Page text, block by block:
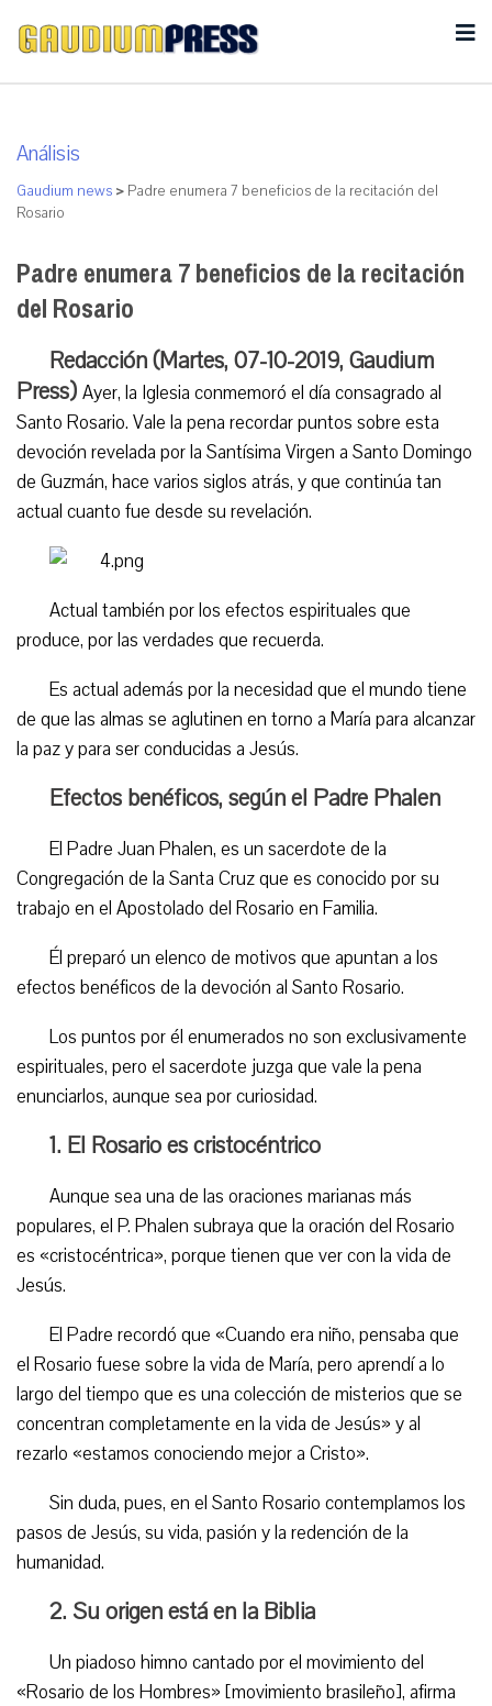
Análisis
Gaudium news > Padre enumera 7 beneficios de la recitación del
Rosario
Padre enumera 7 beneficios de la recitación
del Rosario
Redacción (Martes, 07-10-2019, Gaudium
Press) Ayer, la Iglesia conmemoró el día consagrado al
Santo Rosario. Vale la pena recordar puntos sobre esta
devoción revelada por la Santísima Virgen a Santo Domingo
de Guzmán, hace varios siglos atrás, y que continúa tan
actual cuanto fue desde su revelación.
Actual también por los efectos espirituales que
produce, por las verdades que recuerda.
Es actual además por la necesidad que el mundo tiene
de que las almas se aglutinen en torno a María para alcanzar
la paz y para ser conducidas a Jesús.
Efectos benéficos, según el Padre Phalen
El Padre Juan Phalen, es un sacerdote de la
Congregación de la Santa Cruz que es conocido por su
trabajo en el Apostolado del Rosario en Familia.
Él preparó un elenco de motivos que apuntan a los
efectos benéficos de la devoción al Santo Rosario.
Los puntos por él enumerados no son exclusivamente
espirituales, pero el sacerdote juzga que vale la pena
enunciarlos, aunque sea por curiosidad.
1. El Rosario es cristocéntrico
Aunque sea una de las oraciones marianas más
populares, el P. Phalen subraya que la oración del Rosario
es «cristocéntrica», porque tienen que ver con la vida de
Jesús.
El Padre recordó que «Cuando era niño, pensaba que
el Rosario fuese sobre la vida de María, pero aprendí a lo
largo del tiempo que es una colección de misterios que se
concentran completamente en la vida de Jesús» y al
rezarlo «estamos conociendo mejor a Cristo».
Sin duda, pues, en el Santo Rosario contemplamos los
pasos de Jesús, su vida, pasión y la redención de la
humanidad.
2. Su origen está en la Biblia
Un piadoso himno cantado por el movimiento del
«Rosario de los Hombres» [movimiento brasileño], afirma